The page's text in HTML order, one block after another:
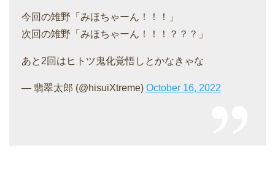
今回の雉野「みほちゃーん！！！」
次回の雉野「みほちゃーん！！！？？？」
あと2回はヒトツ鬼化覚悟しとかなきゃな
— 翡翠太郎 (@hisuiXtreme) October 16, 2022